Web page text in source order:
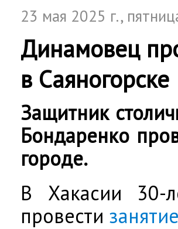
23 мая 2025 г.,
Динамовец
в Саяногорске
Защитник
Бондаренко
городе.
В Хакасии 30-
провести